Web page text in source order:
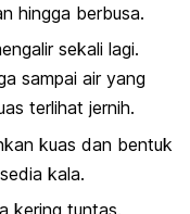
hingga berbusa.
sekali lagi.
sampai air yang
terlihat jernih.
kuas dan bentuk
kala.